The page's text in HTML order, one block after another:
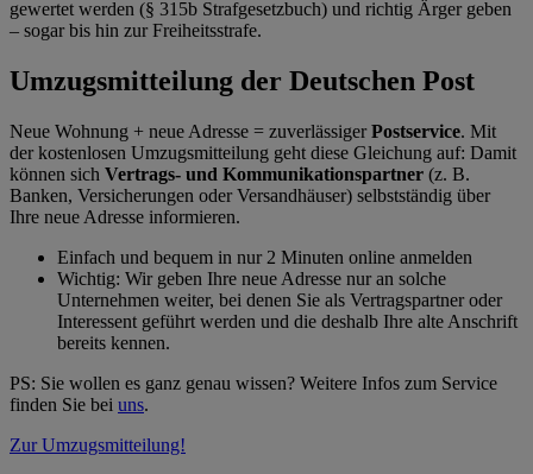
gewertet werden (§ 315b Strafgesetzbuch) und richtig Ärger geben
– sogar bis hin zur Freiheitsstrafe.
Umzugsmitteilung der Deutschen Post
Neue Wohnung + neue Adresse = zuverlässigerPostservice. Mit
der kostenlosen Umzugsmitteilung geht diese Gleichung auf: Damit
können sich Vertrags- und Kommunikationspartner (z. B.
Banken, Versicherungen oder Versandhäuser) selbstständig über
Ihre neue Adresse informieren.
Einfach und bequem in nur 2 Minuten online anmelden
Wichtig: Wir geben Ihre neue Adresse nur an solche
Unternehmen weiter, bei denen Sie als Vertragspartner oder
Interessent geführt werden und die deshalb Ihre alte Anschrift
bereits kennen.
PS: Sie wollen es ganz genau wissen? Weitere Infos zum Service
finden Sie bei uns.
Zur Umzugsmitteilung!